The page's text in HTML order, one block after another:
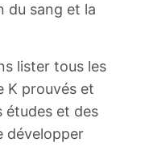
du sang et la
lister tous les
K prouvés et
études et des
développer